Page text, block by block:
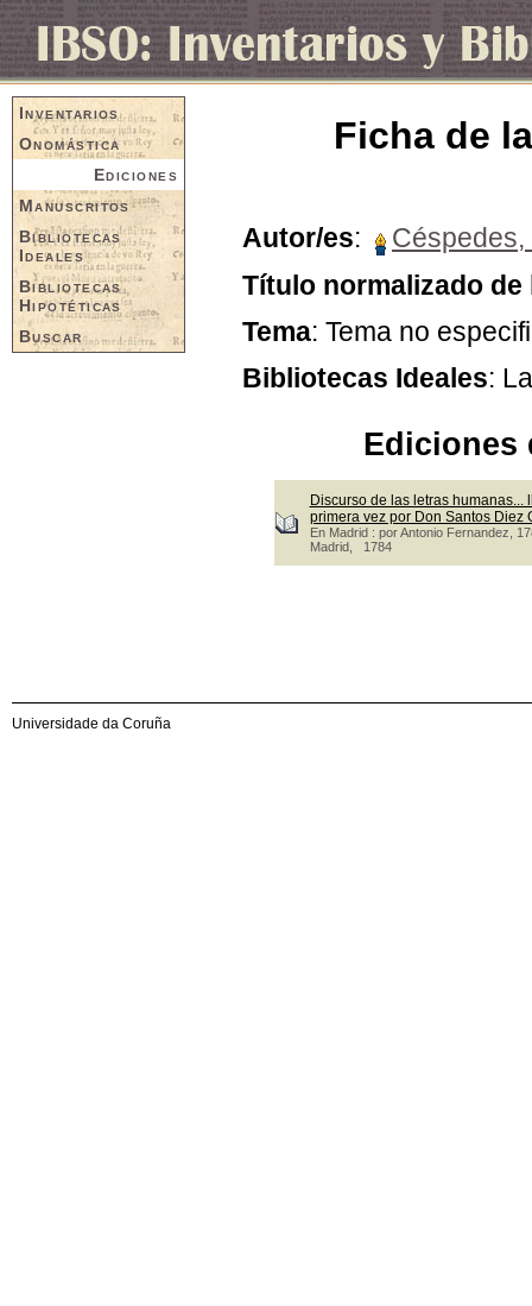
Inventarios
Onomástica
Ediciones
Manuscritos
Bibliotecas
Ideales
Bibliotecas
Hipotéticas
Buscar
Ficha de
Autor/es:
Título normalizado de
Tema: Tema no
Bibliotecas Ideales:
Ediciones
Discurso de las letras humanas...
primera vez por Don Santos Diez
En Madrid : por Antonio Fernandez,
Madrid, 1784
Universidade da Coruña